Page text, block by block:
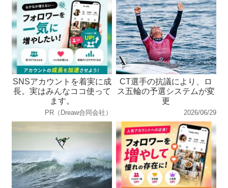
SNSアカウントを着実に成
長。実はみんなココ使って
ます。
PR（Dreaw合同会社）
CT選手の抗議により、ロ
ス五輪の予選システムが変
更
2026/06/29